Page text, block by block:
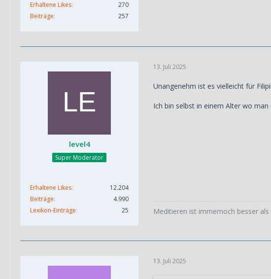
Erhaltene Likes
270
Beiträge
257
level4
Super Moderator
Erhaltene Likes
12.204
Beiträge
4.990
Lexikon-Einträge
25
13. Juli 2025
Unangenehm ist es vielleicht für
Ich bin selbst in einem Alter wo
Meditieren ist immernoch besser
13. Juli 2025